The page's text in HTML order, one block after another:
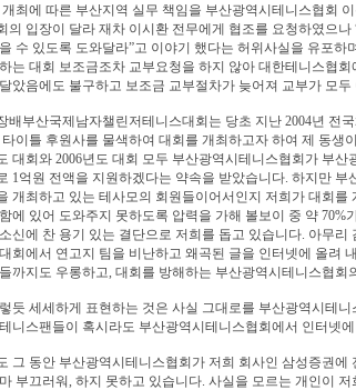
최에 따른 부산지역 실무 책임을 부산광역시테니스협회
의 입장이 달라 재차 이시환 전무에게 협조를 요청하였으
수 있도록 도와달라”고 이야기 했다는 허위사실을 유포
는 대회 보조금조차 교부요청을 하지 않아 대한테니스협
았음에도 불구하고 보조금 교부절차가 늦어져 교부가 모
배부산국제남자챌린저테니스대회는 당초 지난 2004년 전
이틀 후원사를 물색하여 대회를 개최하고자 하여 제 동
대회와 2006년도 대회 모두 부산광역시테니스협회가 부
1억원 전액을 지원하겠다는 약속을 받았습니다. 하지만
개최하고 있는 테사모의 회원들이어서인지 저희가 대회
에 있어 도와주지 못하도록 압력을 가해 볼보이 중 약
신에 찬 용기 있는 결단으로 저희를 돕고 있습니다. 아무
회에서 연고지 팀을 비난하고 왜곡된 글을 인터넷에 올려
까지도 우롱하고, 대회를 방해하는 부산광역시테니스협
듯 세세하게 표현하는 것은 사실 그대로를 부산광역시테
니스팬들이 혹시라도 부산광역시테니스협회에서 인터넷
그 동안 부산광역시테니스협회가 저희 회사인 삼성증권
부끄러워, 하지 못하고 있습니다. 사실을 모르는 개인이